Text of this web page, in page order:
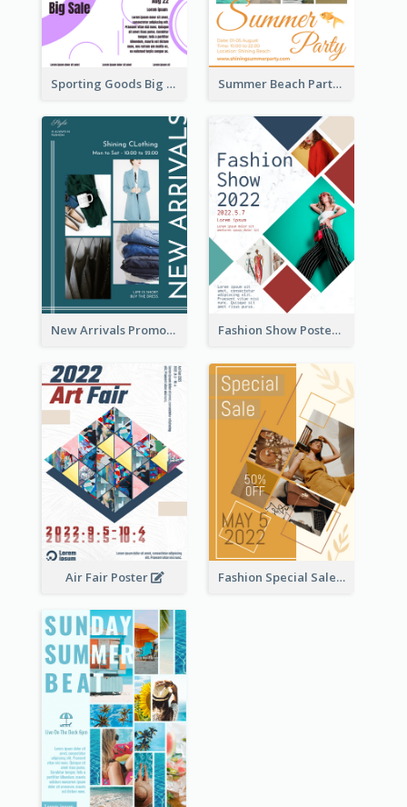
Sporting Goods Big Sale Poster Summer Beach Party Poster
New Arrivals Promotion Poster Fashion Show Poster
Air Fair Poster Fashion Special Sale Poster